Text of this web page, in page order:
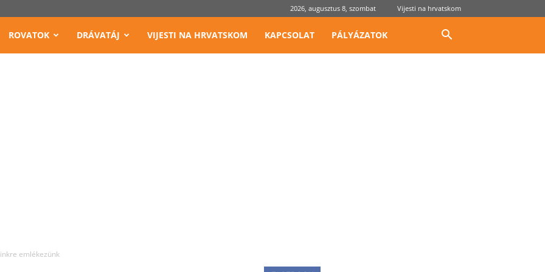
2026, augusztus 8, szombat Vijesti na hrvatskom
ROVATOK DRÁVATÁJ VIJESTI NA HRVATSKOM KAPCSOLAT PÁLYÁZATOK
emlékezünk